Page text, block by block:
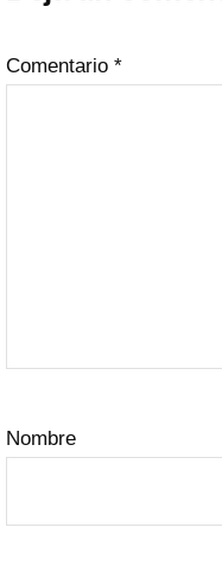
lectores
Comentario *
Nombre